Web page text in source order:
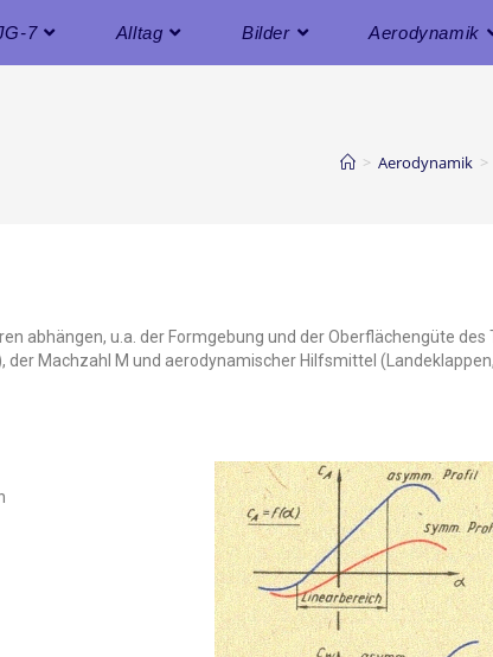
7 Alltag Bilder Aerodynamik
> Aerodynamik >
abhängen, u.a. der Formgebung und der Oberflächengüte des
der Machzahl M und aerodynamischer Hilfsmittel